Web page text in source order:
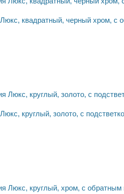
квадратный, черный хром, с
круглый, золото, с